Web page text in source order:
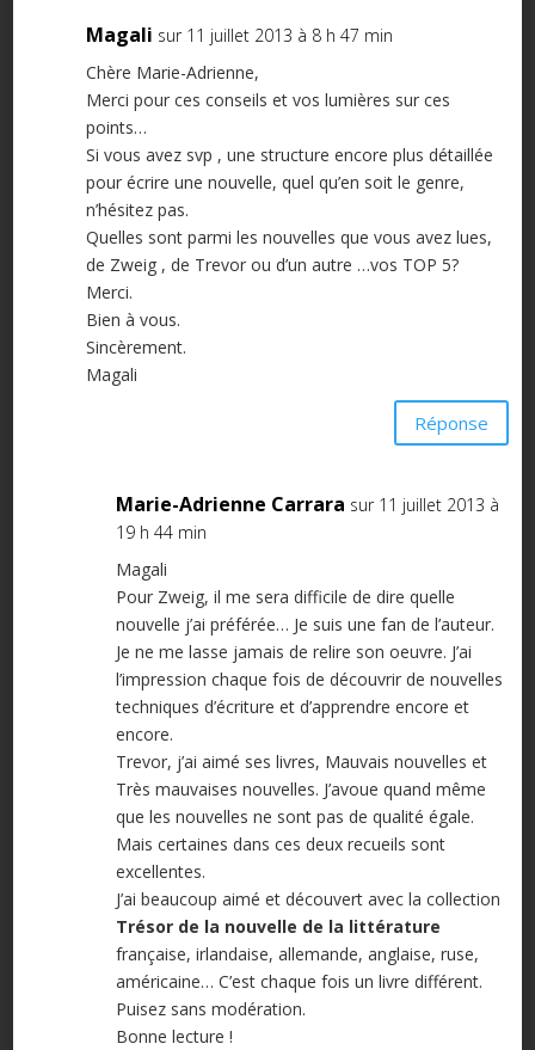
Magali sur 11 juillet 2013 à 8 h 47 min
Chère Marie-Adrienne,
Merci pour ces conseils et vos lumières sur ces
points…
Si vous avez svp , une structure encore plus détaillée
pour écrire une nouvelle, quel qu’en soit le genre,
n’hésitez pas.
Quelles sont parmi les nouvelles que vous avez lues,
de Zweig , de Trevor ou d’un autre …vos TOP 5?
Merci.
Bien à vous.
Sincèrement.
Magali
Réponse
Marie-Adrienne Carrara sur 11 juillet 2013 à
19 h 44 min
Magali
Pour Zweig, il me sera difficile de dire quelle
nouvelle j’ai préférée… Je suis une fan de l’auteur.
Je ne me lasse jamais de relire son oeuvre. J’ai
l’impression chaque fois de découvrir de nouvelles
techniques d’écriture et d’apprendre encore et
encore.
Trevor, j’ai aimé ses livres, Mauvais nouvelles et
Très mauvaises nouvelles. J’avoue quand même
que les nouvelles ne sont pas de qualité égale.
Mais certaines dans ces deux recueils sont
excellentes.
J’ai beaucoup aimé et découvert avec la collection
Trésor de la nouvelle de la littérature
française, irlandaise, allemande, anglaise, ruse,
américaine… C’est chaque fois un livre différent.
Puisez sans modération.
Bonne lecture !